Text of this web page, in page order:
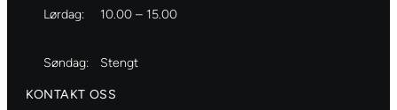
Lørdag: 10.00 – 15.00
Søndag: Stengt
KONTAKT OSS